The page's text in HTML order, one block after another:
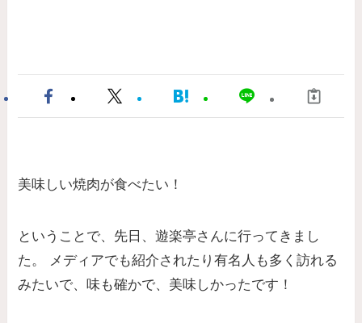
美味しい焼肉が食べたい！
ということで、先日、遊楽亭さんに行ってきまし
た。 メディアでも紹介されたり有名人も多く訪れる
みたいで、味も確かで、美味しかったです！